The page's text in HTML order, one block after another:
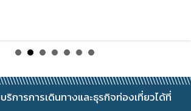
การการเดินทางและธุรกิจท่องเที่ยวได้ที่